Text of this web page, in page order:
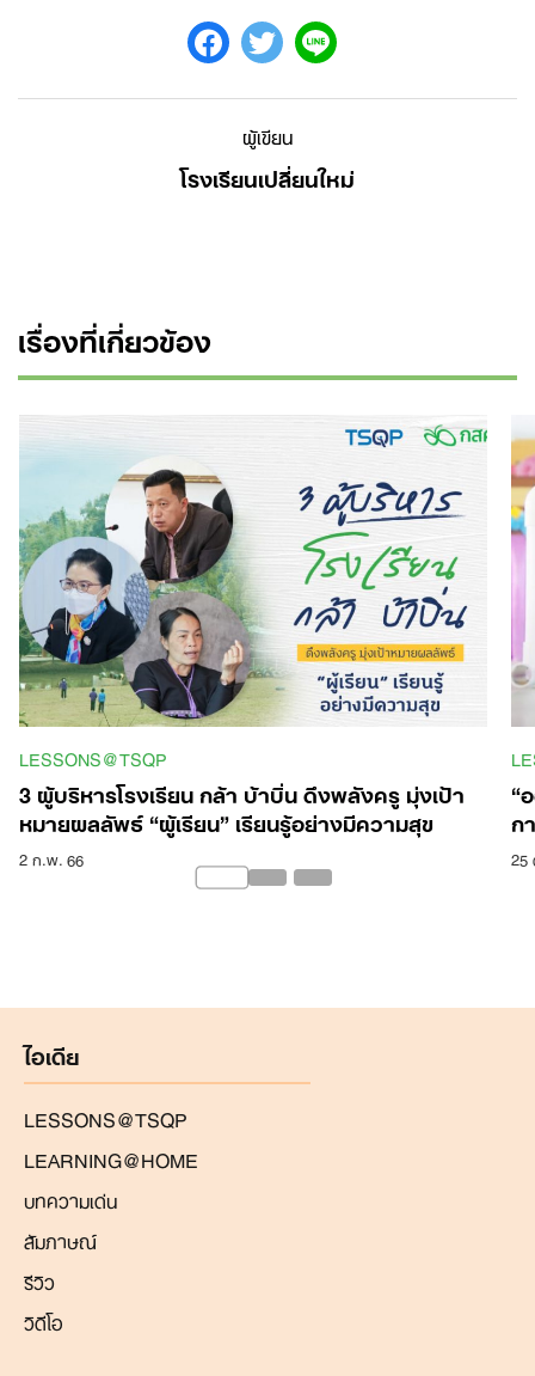
ผู้เขียน
โรงเรียนเปลี่ยนใหม่
เรื่องที่เกี่ยวข้อง
LESSONS@TSQP
3 ผู้บริหารโรงเรียน กล้า บ้าบิ่น ดึงพลังครู มุ่งเป้า
หมายผลลัพธ์ “ผู้เรียน” เรียนรู้อย่างมีความสุข
2 ก.พ. 66
“
ก
25
ไอเดีย
LESSONS@TSQP
LEARNING@HOME
บทความเด่น
สัมภาษณ์
รีวิว
วิดีโอ